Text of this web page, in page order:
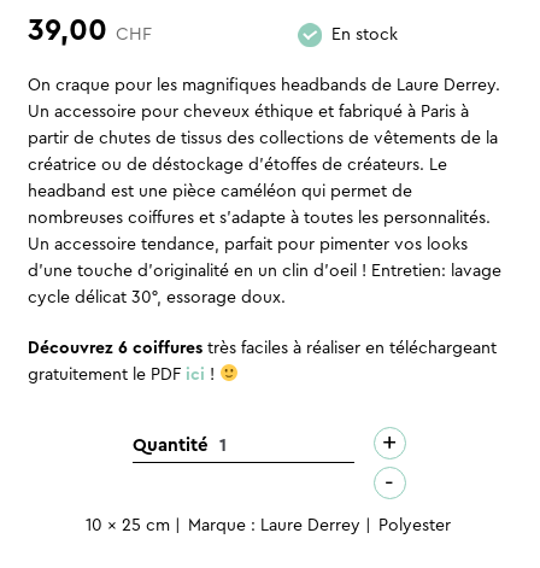
39,00 CHF En stock
On craque pour les magnifiques headbands de Laure Derrey.
Un accessoire pour cheveux éthique et fabriqué à Paris à
partir de chutes de tissus des collections de vêtements de la
créatrice ou de déstockage d’étoffes de créateurs. Le
headband est une pièce caméléon qui permet de
nombreuses coiffures et s’adapte à toutes les personnalités.
Un accessoire tendance, parfait pour pimenter vos looks
d’une touche d’originalité en un clin d’oeil ! Entretien: lavage
cycle délicat 30°, essorage doux.
Découvrez 6 coiffurestrès faciles à réaliser en téléchargeant
gratuitement le PDF ici !
Quantitéquantité
-
+
-
10 x 25 cm Marque : Laure Derrey Polyester